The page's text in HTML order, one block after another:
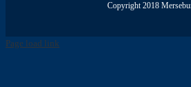
Copyright 2018
Page load link